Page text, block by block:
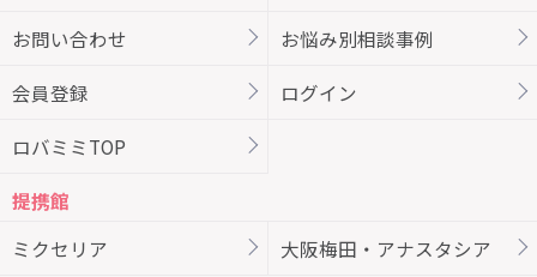
お問い合わせ お悩み別相談事例
会員登録 ログイン
ロバミミTOP
提携館
ミクセリア
大阪梅田・アナスタシア